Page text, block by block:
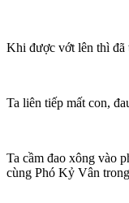
Khi được vớt lên thì đã
Ta liên tiếp mất con,
Ta cầm đao xông vào
cùng Phó Kỷ Vân